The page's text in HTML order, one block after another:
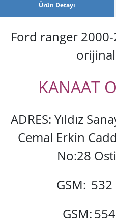
Ürün Detayı
Ford ranger
orijinal
KANAAT
ADRES: Yıldız
Cemal Erkin
No:28
GSM: 532
GSM: